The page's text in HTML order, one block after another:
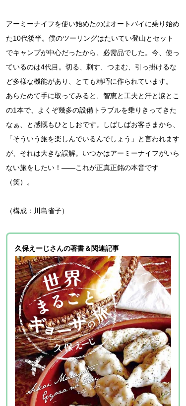
アーミーナイフを使い始めたのはオートバイに乗り始め
た10代後半。僕のツーリングはたいてい登山とセット
でキャンプが中心だったから、必需品でした。今、使っ
ているのは4代目。切る、刺す、つまむ、引っ掛けるな
ど多様な機能があり、とても精巧に作られています。
あらためて手に取ってみると、智恵と工夫と汗と涙とこ
の1本で、よくぞ幾多の設備トラブルを乗りきってきた
なぁ、と感慨もひとしおです。しばしばお客さまから、
「そういう旅を楽しんでいるんでしょう」と言われます
が、それは大きな誤解。いつかはアーミーナイフがいら
ない旅をしたい！――これが正真正銘の本音です
（笑）。
（構成：川島省子）
久保えーじさんの著書＆関連記事